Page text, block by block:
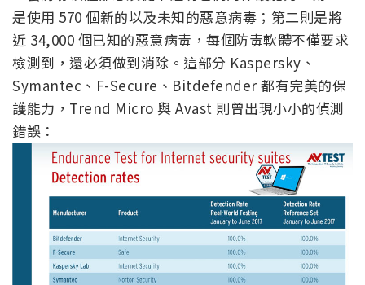
是使用 570 個新的以及未知的惡意病毒；第二則是將
近 34,000 個已知的惡意病毒，每個防毒軟體不僅要求
檢測到，還必須做到消除。這部分 Kaspersky、
Symantec、F-Secure、Bitdefender 都有完美的保
護能力，Trend Micro 與 Avast 則曾出現小小的偵測
錯誤：